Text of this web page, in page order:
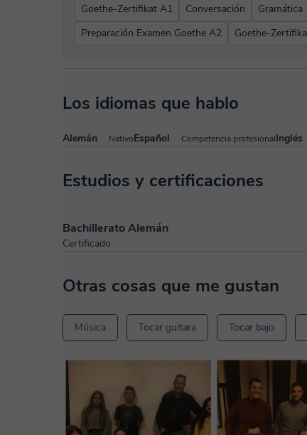
Goethe-Zertifikat A1 Conversación Gramática
Preparación Examen Goethe A2
Goethe-
Los idiomas que hablo
Alemán NativoEspañol Competencia profesionalInglés
Estudios y certificaciones
Bachillerato Alemán
Certificado
Otras cosas que me gustan
Música Tocar guitara Tocar bajo